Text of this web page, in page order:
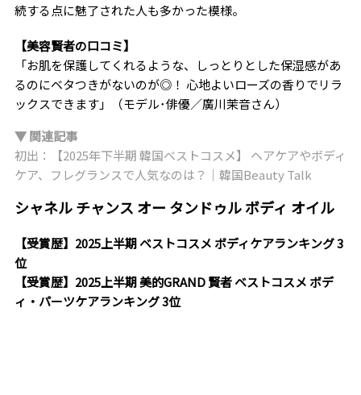
続する点に魅了された人も多かった模様。
【美容賢者の口コミ】
「お肌を保護してくれるような、しっとりとした保湿感があ
るのにベタつきがないのが◎！ 心地よいローズの香りでリラ
ックスできます」（モデル･俳優／廣川茉音さん）
▼ 関連記事
初出：【2025年下半期 韓国ベストコスメ】 ヘアケアやボディ
ケア、フレグランスで人気なのは？｜韓国Beauty Talk
シャネル チャンス オー タンドゥル ボディ オイル
【受賞歴】2025上半期 ベストコスメ ボディケアランキング 3
位
【受賞歴】2025上半期 美的GRAND 賢者 ベストコスメ ボデ
ィ・パーツケアランキング 3位